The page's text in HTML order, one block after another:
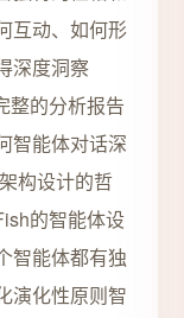
互动、如何形
深度洞察
整的分析报告
智能体对话深
构设计的哲
的智能体设
智能体都有独
演化性原则智